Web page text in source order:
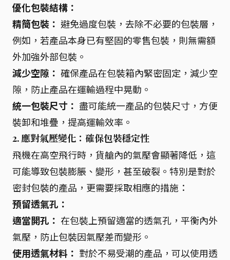
優化包裝結構：
精簡包裝： 避免過度包裝，去除不必要的包裝層，
例如，若產品本身已有堅固的零售包裝，則無需額
外加強外部包裝。
減少空隙： 確保產品在包裝箱內緊密固定，減少空
隙，防止產品在運輸過程中晃動。
統一包裝尺寸： 盡可能統一產品的包裝尺寸，方便
裝卸和堆疊，提高運輸效率。
2. 應對氣壓變化：確保包裝穩定性
飛機在高空飛行時，貨艙內的氣壓會顯著降低，這
可能導致包裝膨脹、變形，甚至破裂。特別是對於
密封包裝的產品，更需要採取相應的措施：
預留透氣孔：
適當開孔： 在包裝上預留適當的透氣孔，平衡內外
氣壓，防止包裝因氣壓差而變形。
使用透氣材料： 對於不易受潮的產品，可以使用透